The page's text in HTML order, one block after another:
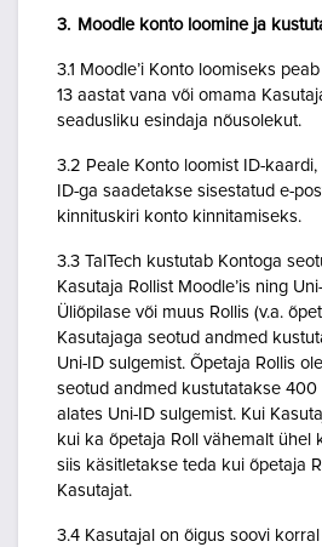
3. Moodle konto loomine ja
3.1 Moodle’i Konto loomiseks
13 aastat vana või omama
seadusliku esindaja nõusolekut.
3.2 Peale Konto loomist ID-
ID-ga saadetakse sisestatud e-
kinnituskiri konto kinnitamiseks.
3.3 TalTech kustutab Kontoga
Kasutaja Rollist Moodle’is ning
Üliõpilase või muus Rollis (v.a.
Kasutajaga seotud andmed
Uni-ID sulgemist. Õpetaja Rollis
seotud andmed kustutatakse 400
alates Uni-ID sulgemist. Kui
kui ka õpetaja Roll vähemalt ühel
siis käsitletakse teda kui õpetaja
Kasutajat.
3.4 Kasutajal on õigus soovi